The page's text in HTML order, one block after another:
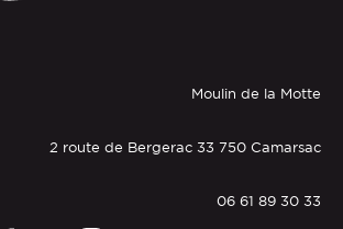
Moulin de la Motte
2 route de Bergerac 33 750 Camarsac
06 61 89 30 33